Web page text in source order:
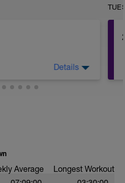
viel auf den Beinen
Details
Average Longest Workout